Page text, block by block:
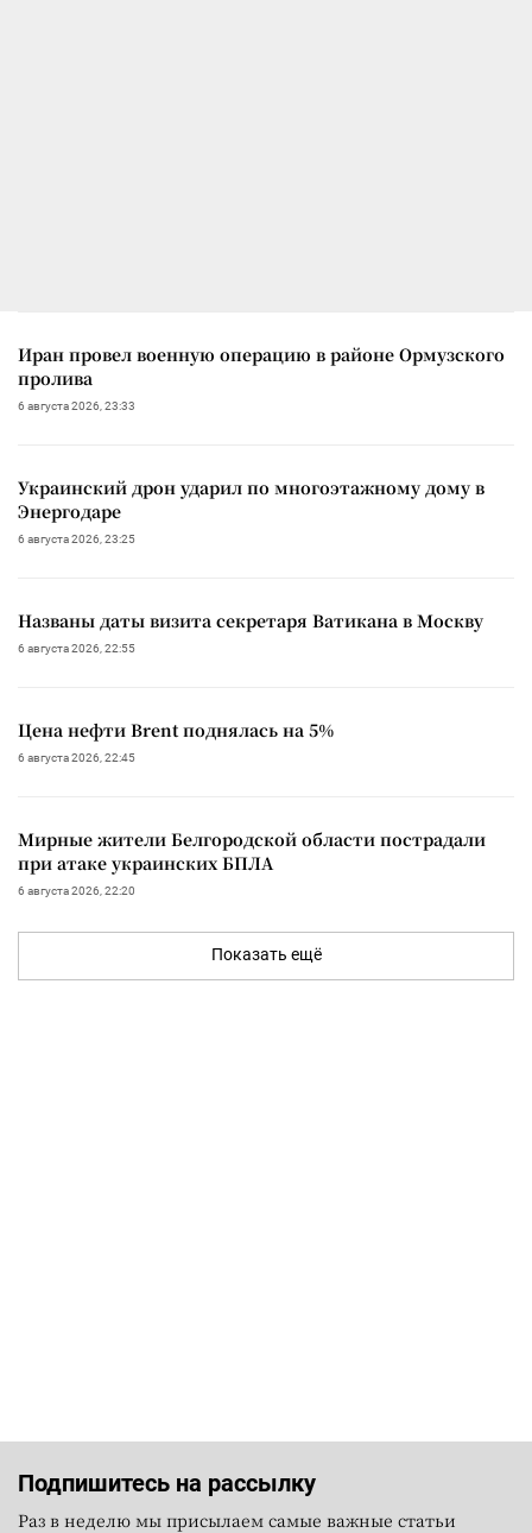
Иран провел военную операцию в районе Ормузского
пролива
6 августа 2026, 23:33
Украинский дрон ударил по многоэтажному дому в
Энергодаре
6 августа 2026, 23:25
Названы даты визита секретаря Ватикана в Москву
6 августа 2026, 22:55
Цена нефти Brent поднялась на 5%
6 августа 2026, 22:45
Мирные жители Белгородской области пострадали
при атаке украинских БПЛА
6 августа 2026, 22:20
Показать ещё
Подпишитесь на рассылку
Раз в неделю мы присылаем самые важные статьи